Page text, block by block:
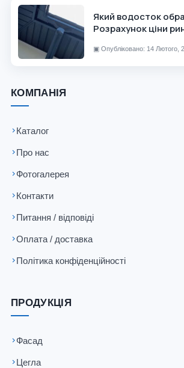
Який водосток
Розрахунок ціни
▣ Опубліковано: 14 Лютого,
КОМПАНІЯ
Каталог
Про нас
Фотогалерея
Контакти
Питання / відповіді
Оплата / доставка
Політика конфіденційності
ПРОДУКЦІЯ
Фасад
Цегла